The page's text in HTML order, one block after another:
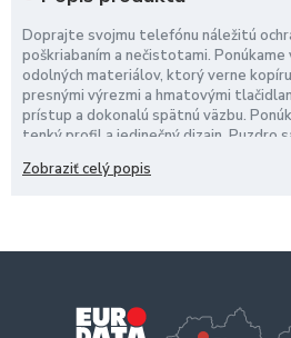
Doprajte svojmu telefónu náležitú
poškriabaním a nečistotami.
odolných materiálov, ktorý verne
presnými výrezmi a hmatovými
prístup a dokonalú spätnú väzbu.
tenký profil a jedinečný dizajn. Puzdro
farieb, ktoré upútajú vašu pozornosť.
Zobraziť celý popis